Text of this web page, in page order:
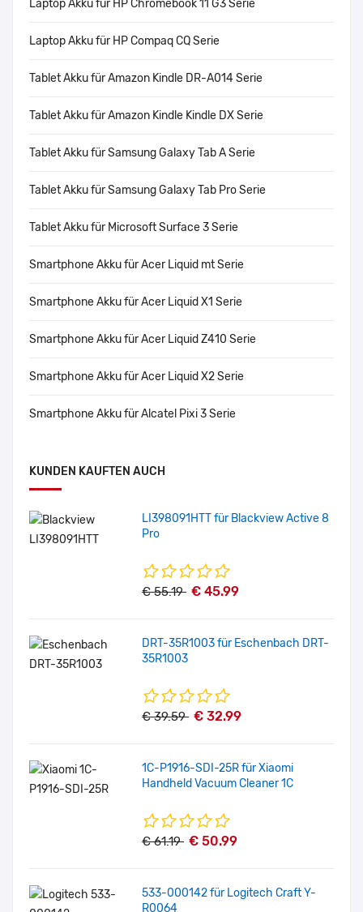
Laptop Akku für HP Chromebook 11 G3 Serie
Laptop Akku für HP Compaq CQ Serie
Tablet Akku für Amazon Kindle DR-A014 Serie
Tablet Akku für Amazon Kindle Kindle DX Serie
Tablet Akku für Samsung Galaxy Tab A Serie
Tablet Akku für Samsung Galaxy Tab Pro Serie
Tablet Akku für Microsoft Surface 3 Serie
Smartphone Akku für Acer Liquid mt Serie
Smartphone Akku für Acer Liquid X1 Serie
Smartphone Akku für Acer Liquid Z410 Serie
Smartphone Akku für Acer Liquid X2 Serie
Smartphone Akku für Alcatel Pixi 3 Serie
KUNDEN KAUFTEN AUCH
LI398091HTT für Blackview Active 8
Pro
€ 55.19 € 45.99
DRT-35R1003 für Eschenbach DRT-
35R1003
€ 39.59 € 32.99
1C-P1916-SDI-25R für Xiaomi
Handheld Vacuum Cleaner 1C
€ 61.19 € 50.99
533-000142 für Logitech Craft Y-
R0064